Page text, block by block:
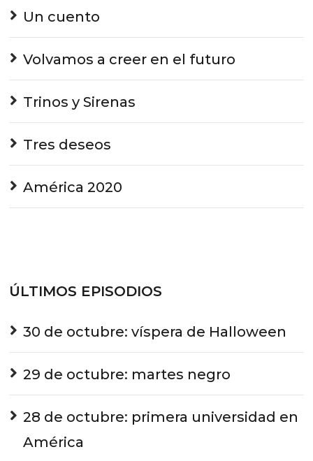
Un cuento
Volvamos a creer en el futuro
Trinos y Sirenas
Tres deseos
América 2020
ÚLTIMOS EPISODIOS
30 de octubre: víspera de Halloween
29 de octubre: martes negro
28 de octubre: primera universidad en
América